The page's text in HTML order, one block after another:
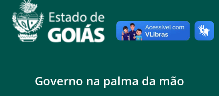
Governo na palma da mão